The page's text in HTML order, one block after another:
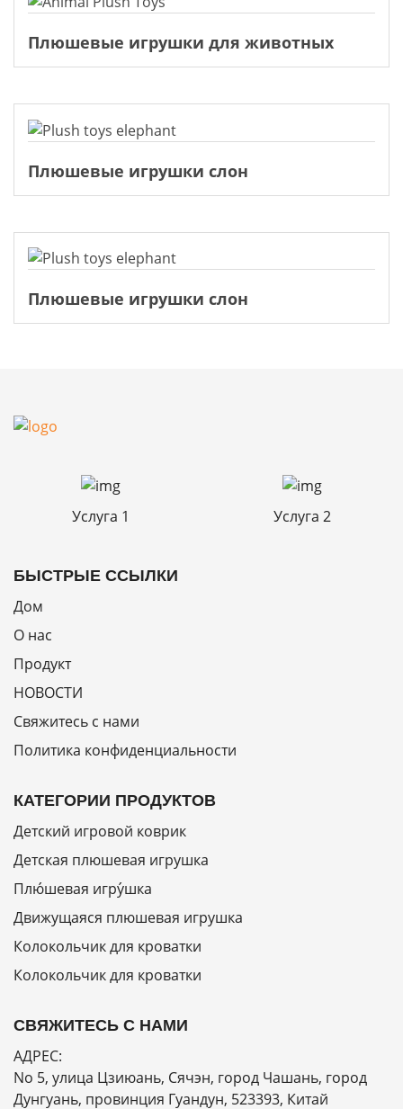
Плюшевые игрушки для животных
Плюшевые игрушки слон
Плюшевые игрушки слон
Услуга 1 Услуга 2
БЫСТРЫЕ ССЫЛКИ
Дом
О нас
Продукт
НОВОСТИ
Свяжитесь с нами
Политика конфиденциальности
КАТЕГОРИИ ПРОДУКТОВ
Детский игровой коврик
Детская плюшевая игрушка
Плю́шевая игру́шка
Движущаяся плюшевая игрушка
Колокольчик для кроватки
Колокольчик для кроватки
СВЯЖИТЕСЬ С НАМИ
АДРЕС:
No 5, улица Цзиюань, Сячэн, город Чашань, город
Дунгуань, провинция Гуандун, 523393, Китай